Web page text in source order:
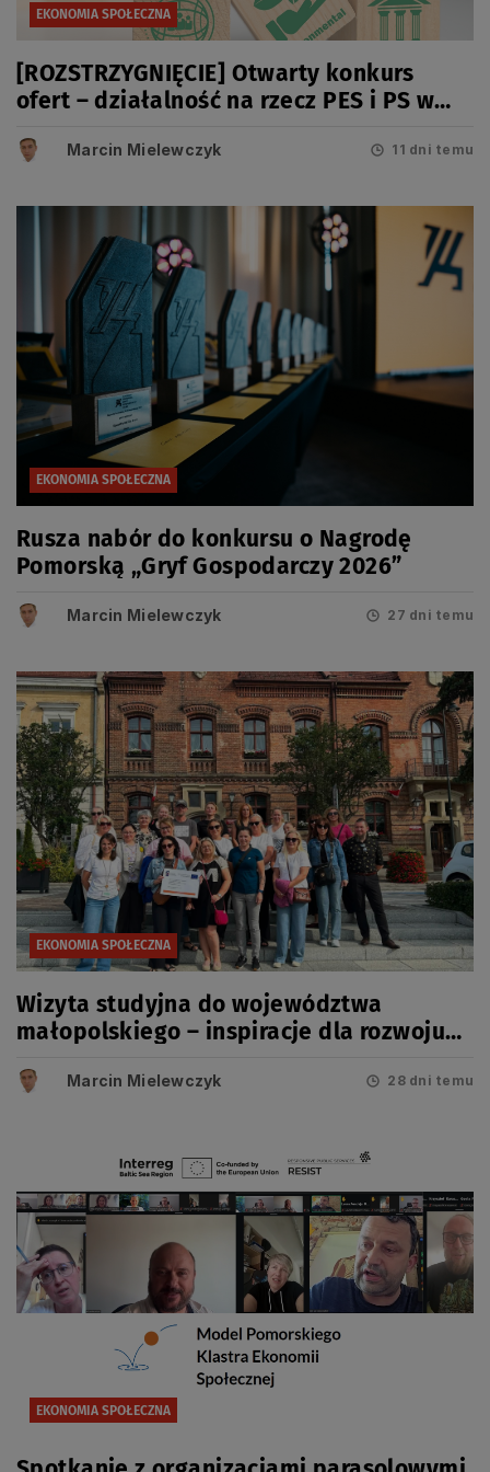
EKONOMIA SPOŁECZNA
[ROZSTRZYGNIĘCIE] Otwarty konkurs
ofert – działalność na rzecz PES i PS w
Marcin Mielewczyk 11 dni temu
EKONOMIA SPOŁECZNA
Rusza nabór do konkursu o Nagrodę
Pomorską „Gryf Gospodarczy 2026”
Marcin Mielewczyk 27 dni temu
EKONOMIA SPOŁECZNA
Wizyta studyjna do województwa
małopolskiego – inspiracje dla rozwoju
Marcin Mielewczyk 28 dni temu
EKONOMIA SPOŁECZNA